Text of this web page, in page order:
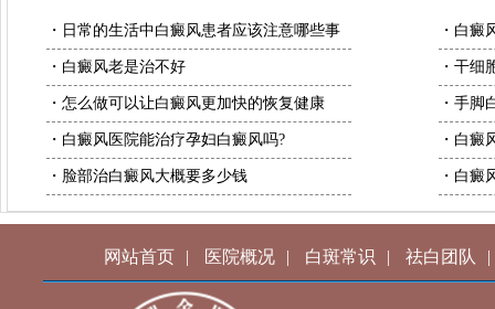
・日常的生活中白癜风患者应该注意哪些事
・白癜风老是治不好
・怎么做可以让白癜风更加快的恢复健康
・白癜风医院能治疗孕妇白癜风吗?
・脸部治白癜风大概要多少钱
・白癜
・干细
・手脚
・白癜
・白癜
网站首页 | 医院概况 | 白斑常识 | 祛白团队 |